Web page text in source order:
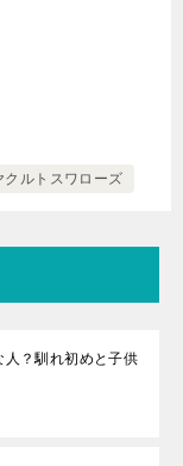
クルトスワローズ
人？馴れ初めと子供